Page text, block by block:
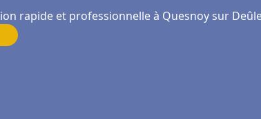
rapide et professionnelle à Quesnoy sur